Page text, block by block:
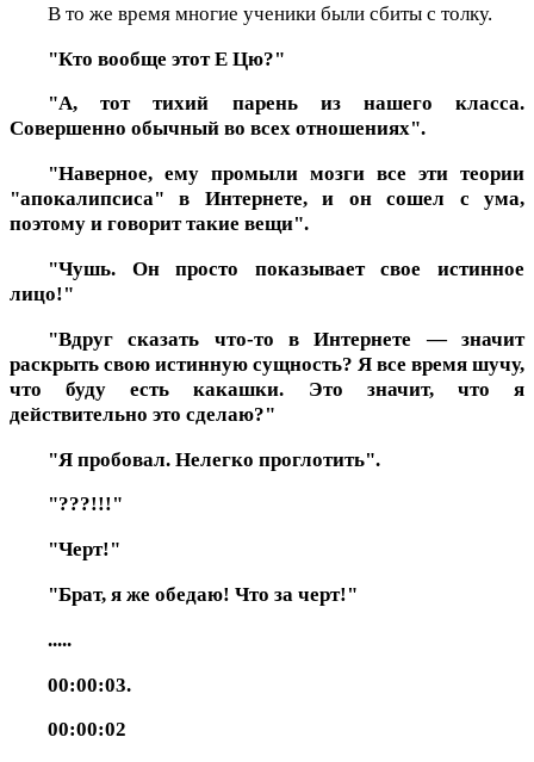
В то же время многие ученики были сбиты с толку.
"Кто вообще этот Е Цю?"
"А, тот тихий парень из нашего класса.
Совершенно обычный во всех отношениях".
"Наверное, ему промыли мозги все эти теории
"апокалипсиса" в Интернете, и он сошел с ума,
поэтому и говорит такие вещи".
"Чушь. Он просто показывает свое истинное
лицо!"
"Вдруг сказать что-то в Интернете — значит
раскрыть свою истинную сущность? Я все время шучу,
что буду есть какашки. Это значит, что я
действительно это сделаю?"
"Я пробовал. Нелегко проглотить".
"???!!!"
"Черт!"
"Брат, я же обедаю! Что за черт!"
.....
00:00:03.
00:00:02